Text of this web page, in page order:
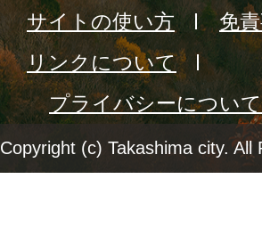
サイトの使い方
免
リンクについて
プライバシーについて
Copyright (c) Takashima city. All